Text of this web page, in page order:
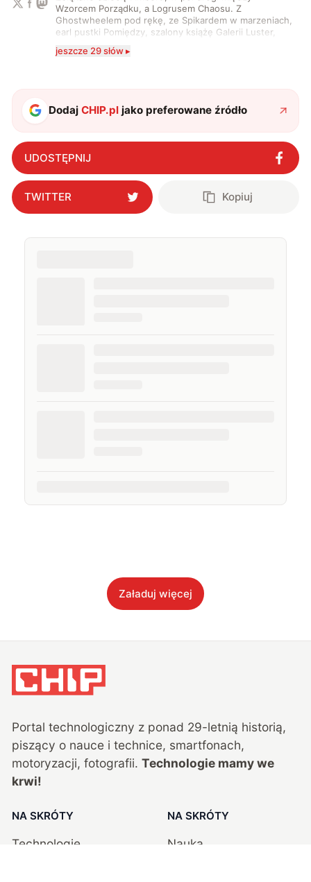
Wzorcem Porządku, a Logrusem Chaosu. Z
Ghostwheelem pod rękę, ze Spikardem w marzeniach,
earl pustki Pomiędzy, szalony książę Galerii Luster,
serio? Pisaniem o szeroko pojętej technice o zajmuję
i gram w gry :)
jeszcze 29 słów ▸
DodajCHIP.pl jako preferowane źródło
UDOSTĘPNIJ
TWITTER Kopiuj
Załaduj więcej
Portal technologiczny z ponad 29-letnią historią,
piszący o nauce i technice, smartfonach,
motoryzacji, fotografii. Technologie mamy we
krwi!
NA SKRÓTY
Technologie
NA SKRÓTY
Nauka